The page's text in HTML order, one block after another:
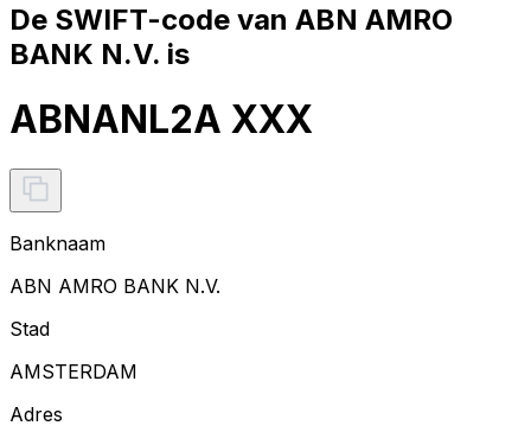
De SWIFT-code van ABN AMRO
BANK N.V. is
ABNANL2A XXX
Banknaam
ABN AMRO BANK N.V.
Stad
AMSTERDAM
Adres